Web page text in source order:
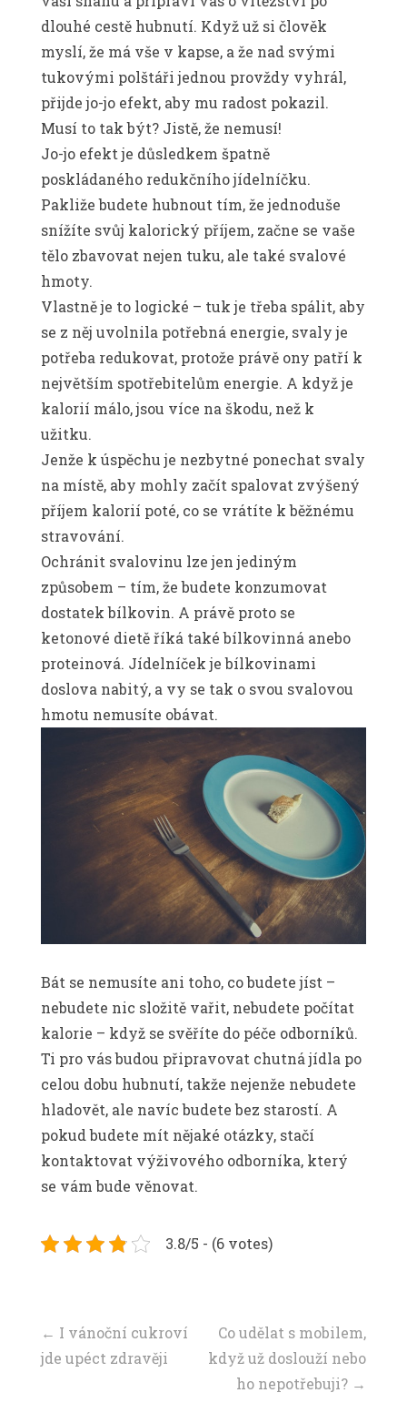
dlouhé cestě hubnutí. Když už si člověk
myslí, že má vše v kapse, a že nad svými
tukovými polštáři jednou provždy vyhrál,
přijde jo-jo efekt, aby mu radost pokazil.
Musí to tak být? Jistě, že nemusí!
Jo-jo efekt je důsledkem špatně
poskládaného redukčního jídelníčku.
Pakliže budete hubnout tím, že jednoduše
snížíte svůj kalorický příjem, začne se vaše
tělo zbavovat nejen tuku, ale také svalové
hmoty.
Vlastně je to logické – tuk je třeba spálit, aby
se z něj uvolnila potřebná energie, svaly je
potřeba redukovat, protože právě ony patří k
největším spotřebitelům energie. A když je
kalorií málo, jsou více na škodu, než k
užitku.
Jenže k úspěchu je nezbytné ponechat svaly
na místě, aby mohly začít spalovat zvýšený
příjem kalorií poté, co se vrátíte k běžnému
stravování.
Ochránit svalovinu lze jen jediným
způsobem – tím, že budete konzumovat
dostatek bílkovin. A právě proto se
ketonové dietě říká také bílkovinná anebo
proteinová. Jídelníček je bílkovinami
doslova nabitý, a vy se tak o svou svalovou
hmotu nemusíte obávat.
Bát se nemusíte ani toho, co budete jíst –
nebudete nic složitě vařit, nebudete počítat
kalorie – když se svěříte do péče odborníků.
Ti pro vás budou připravovat chutná jídla po
celou dobu hubnutí, takže nejenže nebudete
hladovět, ale navíc budete bez starostí. A
pokud budete mít nějaké otázky, stačí
kontaktovat výživového odborníka, který
se vám bude věnovat.
3.8/5 - (6 votes)
Navigace
příspěvku
← I vánoční cukroví
jde upéct zdravěji
Co udělat s mobilem,
když už doslouží nebo
ho nepotřebuji? →